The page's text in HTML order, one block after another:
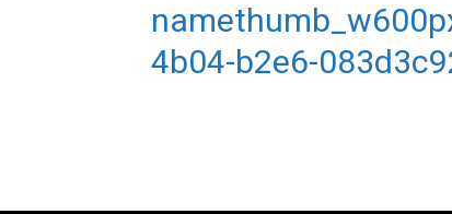
4b04-b2e6-